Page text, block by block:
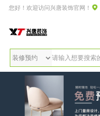
您好！欢迎访问兴唐装饰官网！